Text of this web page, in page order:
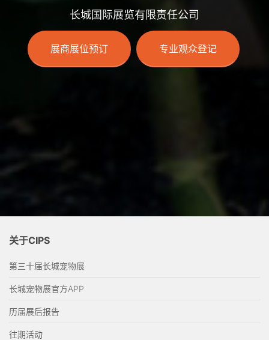
长城国际展览有限责任公司
展商展位预订 专业观众登记
关于CIPS
第三十届长城宠物展
长城宠物展官方APP
历届展后报告
往期活动